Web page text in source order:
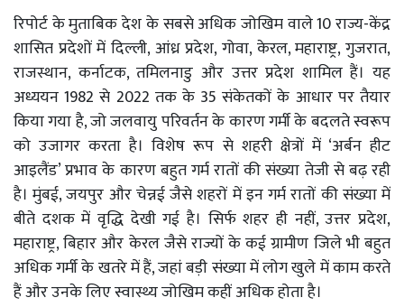
रिपोर्ट के मुताबिक देश के सबसे अधिक जोखिम वाले 10 राज्य-केंद्र
शासित प्रदेशों में दिल्ली, आंध्र प्रदेश, गोवा, केरल, महाराष्ट्र, गुजरात,
राजस्थान, कर्नाटक, तमिलनाडु और उत्तर प्रदेश शामिल हैं। यह
अध्ययन 1982 से 2022 तक के 35 संकेतकों के आधार पर तैयार
किया गया है, जो जलवायु परिवर्तन के कारण गर्मी के बदलते स्वरूप
को उजागर करता है। विशेष रूप से शहरी क्षेत्रों में ‘अर्बन हीट
आइलैंड’ प्रभाव के कारण बहुत गर्म रातों की संख्या तेजी से बढ़ रही
है। मुंबई, जयपुर और चेन्नई जैसे शहरों में इन गर्म रातों की संख्या में
बीते दशक में वृद्धि देखी गई है। सिर्फ शहर ही नहीं, उत्तर प्रदेश,
महाराष्ट्र, बिहार और केरल जैसे राज्यों के कई ग्रामीण जिले भी बहुत
अधिक गर्मी के खतरे में हैं, जहां बड़ी संख्या में लोग खुले में काम करते
हैं और उनके लिए स्वास्थ्य जोखिम कहीं अधिक होता है।